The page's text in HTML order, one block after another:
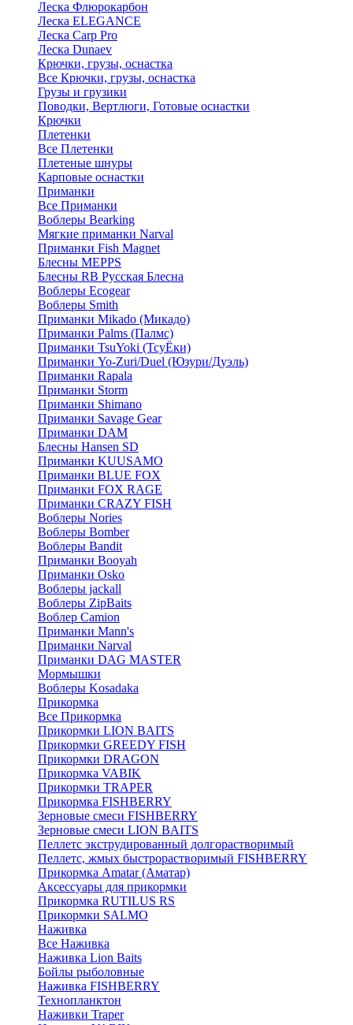
Леска Флюрокарбон
Леска ELEGANCE
Леска Carp Pro
Леска Dunaev
Крючки, грузы, оснастка
Все Крючки, грузы, оснастка
Грузы и грузики
Поводки, Вертлюги, Готовые оснастки
Крючки
Плетенки
Все Плетенки
Плетеные шнуры
Карповые оснастки
Приманки
Все Приманки
Воблеры Bearking
Мягкие приманки Narval
Приманки Fish Magnet
Блесны MEPPS
Блесны RB Русская Блесна
Воблеры Ecogear
Воблеры Smith
Приманки Mikado (Микадо)
Приманки Palms (Палмс)
Приманки TsuYoki (ТсуЁки)
Приманки Yo-Zuri/Duel (Юзури/Дуэль)
Приманки Rapala
Приманки Storm
Приманки Shimano
Приманки Savage Gear
Приманки DAM
Блесны Hansen SD
Приманки KUUSAMO
Приманки BLUE FOX
Приманки FOX RAGE
Приманки CRAZY FISH
Воблеры Nories
Воблеры Bomber
Воблеры Bandit
Приманки Booyah
Приманки Osko
Воблеры jackall
Воблеры ZipBaits
Воблер Camion
Приманки Mann's
Приманки Narval
Приманки DAG MASTER
Мормышки
Воблеры Kosadaka
Прикормка
Все Прикормка
Прикормки LION BAITS
Прикормки GREEDY FISH
Прикормки DRAGON
Прикормка VABIK
Прикормки TRAPER
Прикормка FISHBERRY
Зерновые смеси FISHBERRY
Зерновые смеси LION BAITS
Пеллетс экструдированный долгорастворимый
Пеллетс, жмых быстрорастворимый FISHBERRY
Прикормка Amatar (Аматар)
Аксессуары для прикормки
Прикормка RUTILUS RS
Прикормки SALMO
Наживка
Все Наживка
Наживка Lion Baits
Бойлы рыболовные
Наживка FISHBERRY
Технопланктон
Наживки Traper